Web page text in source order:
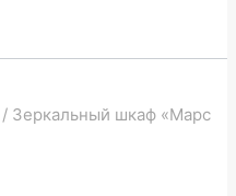
/ Зеркальный шкаф «Марс